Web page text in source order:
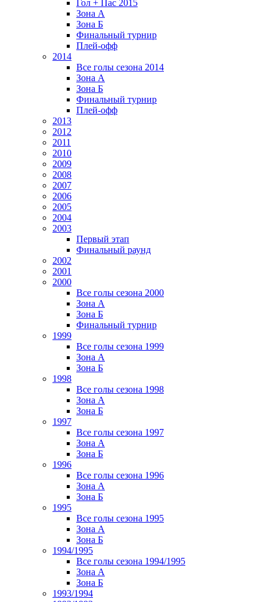
Гол + Пас 2015
Зона А
Зона Б
Финальный турнир
Плей-офф
2014
Все голы сезона 2014
Зона А
Зона Б
Финальный турнир
Плей-офф
2013
2012
2011
2010
2009
2008
2007
2006
2005
2004
2003
Первый этап
Финальный раунд
2002
2001
2000
Все голы сезона 2000
Зона А
Зона Б
Финальный турнир
1999
Все голы сезона 1999
Зона А
Зона Б
1998
Все голы сезона 1998
Зона А
Зона Б
1997
Все голы сезона 1997
Зона А
Зона Б
1996
Все голы сезона 1996
Зона А
Зона Б
1995
Все голы сезона 1995
Зона А
Зона Б
1994/1995
Все голы сезона 1994/1995
Зона А
Зона Б
1993/1994